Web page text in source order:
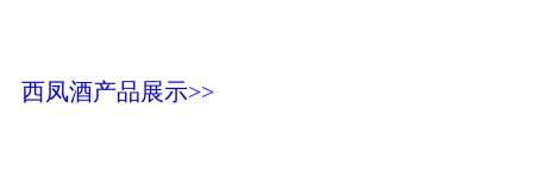
西凤酒产品展示>>